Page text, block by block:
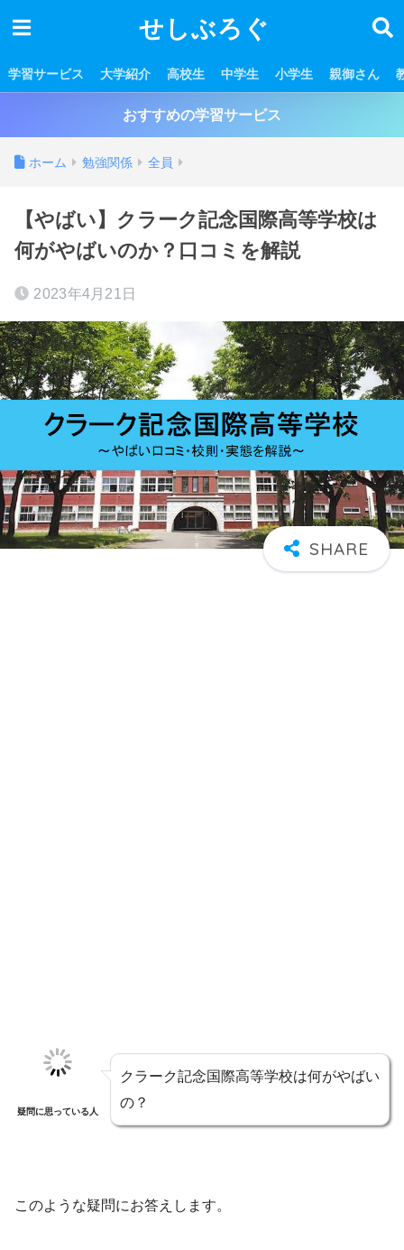
せしぶろぐ
学習サービス 大学紹介 高校生 中学生 小学生 親御さん
おすすめの学習サービス
ホーム 勉強関係 全員
【やばい】クラーク記念国際高等学校は
何がやばいのか？口コミを解説
2023年4月21日
疑問に思っている人
クラーク記念国際高等学校は何がやばい
の？
このような疑問にお答えします。